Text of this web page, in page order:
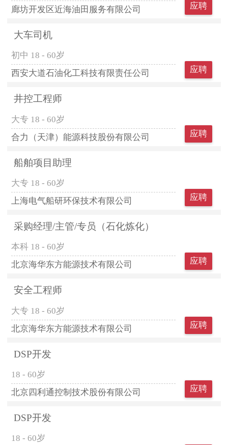
廊坊开发区近海油田服务有限公司
应聘
大车司机
初中 18 - 60岁
西安大道石油化工科技有限责任公司
应聘
井控工程师
大专 18 - 60岁
合力（天津）能源科技股份有限公司
应聘
船舶项目助理
大专 18 - 60岁
上海电气船研环保技术有限公司
应聘
采购经理/主管/专员（石化炼化）
本科 18 - 60岁
北京海华东方能源技术有限公司
应聘
安全工程师
大专 18 - 60岁
北京海华东方能源技术有限公司
应聘
DSP开发
18 - 60岁
北京四利通控制技术股份有限公司
应聘
DSP开发
18 - 60岁